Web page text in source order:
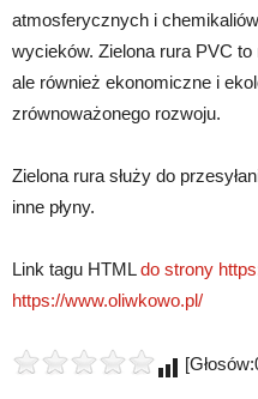
atmosferycznych i
wycieków. Zielona rura PVC
ale również ekonomiczne i
zrównoważonego rozwoju.
Zielona rura służy do
inne płyny.
Link tagu HTMLdo strony
https://www.oliwkowo.pl/